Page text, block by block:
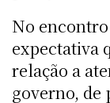
No
expectativa
relação a
governo, de